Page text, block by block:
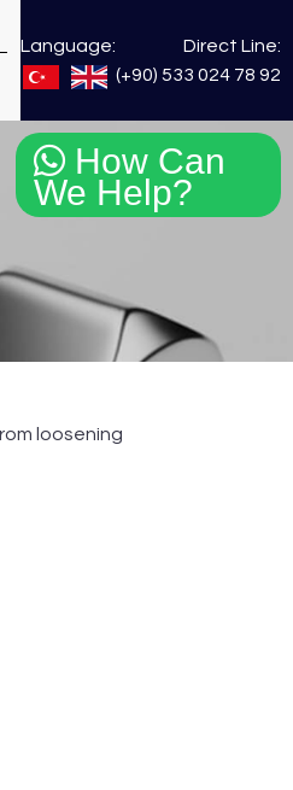
Language:
Direct Line:
(+90) 533 024 78 92
loosening
How Can
We Help?